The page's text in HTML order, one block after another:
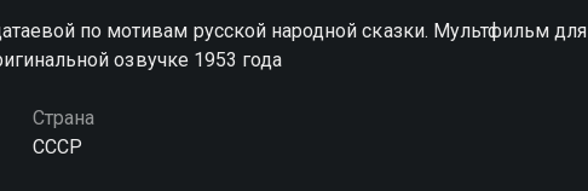
по мотивам русской народной сказки. Мультфильм для
озвучке 1953 года
Страна
СССР